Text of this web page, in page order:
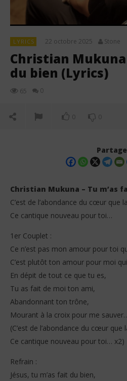
LYRICS 22 octobre 2025 Stone
Christian Mukuna
du bien (Lyrics)
65 0
0 0
NOW
Christian Mukuna – Tu m’as
22
octobre
2025
Stone
Christian Mukuna – Tu m’as
C’est de l’abondance du cœur que
Ce cantique nouveau pour toi…
1er Couplet :
Ce n’est pas mon amour pour toi
C’est plutôt ton amour pour moi
En dépit de tout ce que tu es,
Tu as fait de moi ton ami,
Abandonnant ton trône,
Mourant à la croix pour me
(C’est de l’abondance du cœur
Ce cantique nouveau pour toi… x2)
Refrain :
Jésus, tu m’as fait du bien,